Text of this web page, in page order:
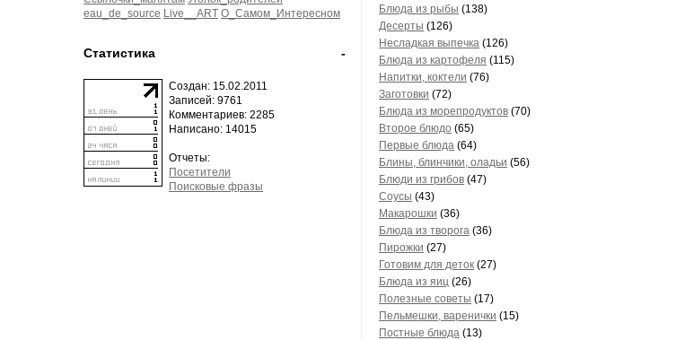
eau_de_source Live__ART О_Самом_Интересном
-
Статистика
Создан: 15.02.2011
Записей: 9761
Комментариев: 2285
Написано: 14015
Отчеты:
Посетители
Поисковые фразы
Блюда из рыбы (138)
Десерты (126)
Несладкая выпечка (126)
Блюда из картофеля (115)
Напитки, коктели (76)
Заготовки (72)
Блюда из морепродуктов (70)
Второе блюдо (65)
Первые блюда (64)
Блины, блинчики, оладьи (56)
Блюди из грибов (47)
Соусы (43)
Макарошки (36)
Блюда из творога (36)
Пирожки (27)
Готовим для деток (27)
Блюда из яиц (26)
Полезные советы (17)
Пельмешки, варенички (15)
Постные блюда (13)